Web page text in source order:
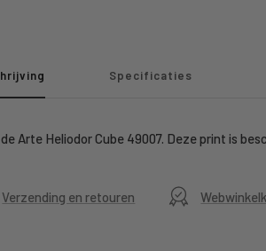
Specificaties
Arte Heliodor Cube 49007. Deze print is
Verzending en retouren